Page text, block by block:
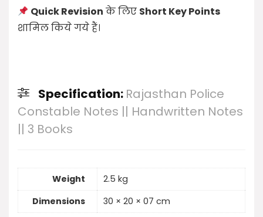
Quick Revision के लिए Short Key Points
शामिल किये गये हैं।
Specification: Rajasthan Police
Constable Notes || Handwritten Notes
|| 3 Books
Weight
2.5 kg
Dimensions
30 × 20 × 07 cm